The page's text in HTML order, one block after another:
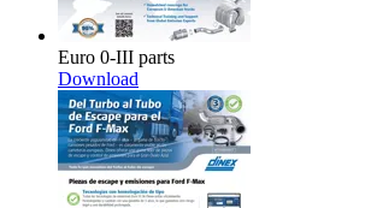
Euro 0-III parts
Download